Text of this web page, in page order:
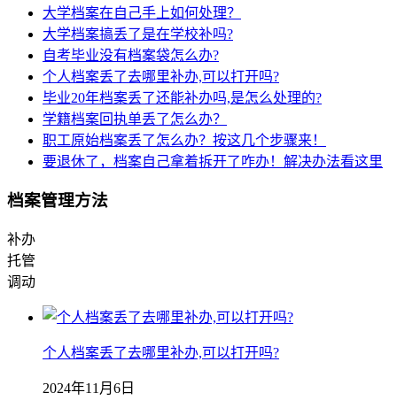
大学档案在自己手上如何处理？
大学档案搞丢了是在学校补吗?
自考毕业没有档案袋怎么办?
个人档案丢了去哪里补办,可以打开吗?
毕业20年档案丢了还能补办吗,是怎么处理的?
学籍档案回执单丢了怎么办？
职工原始档案丢了怎么办？按这几个步骤来！
要退休了，档案自己拿着拆开了咋办！解决办法看这里
档案管理方法
补办
托管
调动
个人档案丢了去哪里补办,可以打开吗?
2024年11月6日